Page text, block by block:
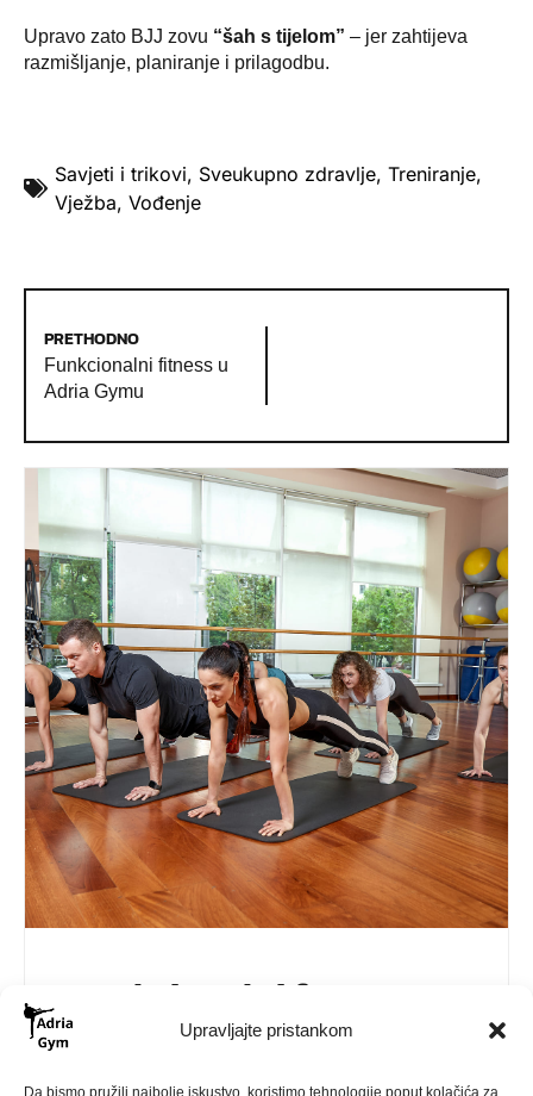
Upravljajte pristankom
Da bismo pružili najbolje iskustvo, koristimo tehnologije poput kolačića za
Upravo zato BJJ zovu “šah s tijelom” – jer zahtijeva
razmišljanje, planiranje i prilagodbu.
Savjeti i trikovi, Sveukupno zdravlje, Treniranje,
Vježba, Vođenje
PRETHODNO
Funkcionalni fitness u
Adria Gymu
Funkcionalni fitness u
Adria Gymu
23/04/2025